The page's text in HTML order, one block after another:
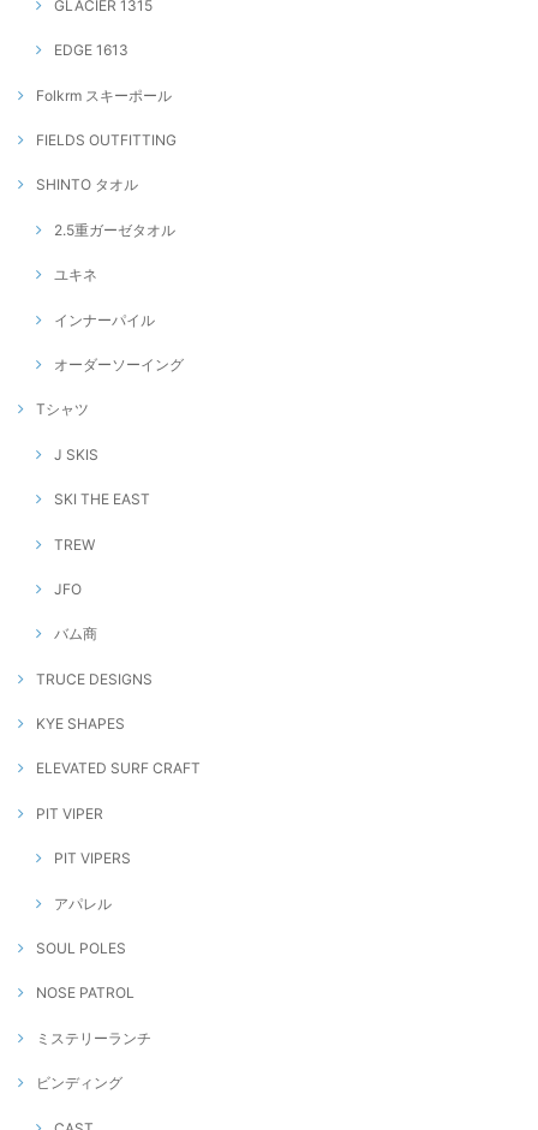
GLACIER 1315
EDGE 1613
Folkrm スキーポール
FIELDS OUTFITTING
SHINTO タオル
2.5重ガーゼタオル
ユキネ
インナーパイル
オーダーソーイング
Tシャツ
J SKIS
SKI THE EAST
TREW
JFO
バム商
TRUCE DESIGNS
KYE SHAPES
ELEVATED SURF CRAFT
PIT VIPER
PIT VIPERS
アパレル
SOUL POLES
NOSE PATROL
ミステリーランチ
ビンディング